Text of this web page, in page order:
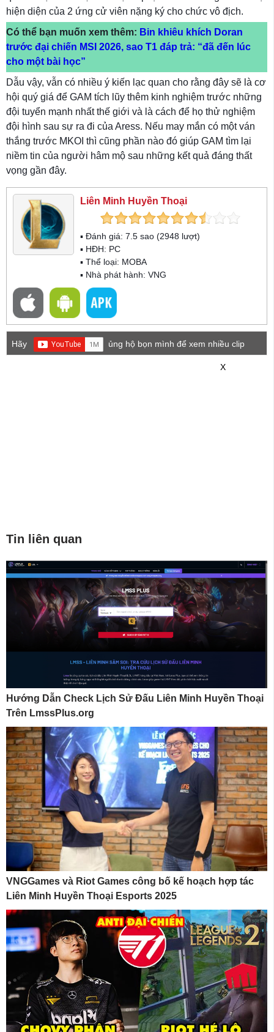
hiện diện của 2 ứng cử viên nặng ký cho chức vô địch.
Có thể bạn muốn xem thêm: Bin khiêu khích Doran
trước đại chiến MSI 2026, sao T1 đáp trả: “đã đến lúc
cho một bài học”
Dẫu vậy, vẫn có nhiều ý kiến lạc quan cho rằng đây sẽ là cơ
hội quý giá để GAM tích lũy thêm kinh nghiệm trước những
đội tuyển mạnh nhất thế giới và là cách để họ thử nghiệm
đội hình sau sự ra đi của Aress. Nếu may mắn có một ván
thắng trước MKOI thì cũng phần nào đó giúp GAM tìm lại
niềm tin của người hâm mộ sau những kết quả đáng thất
vọng gần đây.
Liên Minh Huyền Thoại
▪ Đánh giá: 7.5 sao (2948 lượt)
▪ HĐH: PC
▪ Thể loại: MOBA
▪ Nhà phát hành: VNG
Hãy
ủng hộ bọn mình để xem nhiều clip
X
Tin liên quan
Hướng Dẫn Check Lịch Sử Đấu Liên Minh Huyền Thoại
Trên LmssPlus.org
VNGGames và Riot Games công bố kế hoạch hợp tác
Liên Minh Huyền Thoại Esports 2025